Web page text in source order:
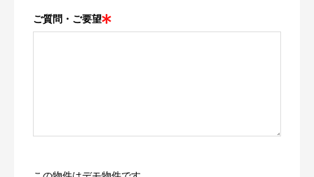
ご質問・ご要望